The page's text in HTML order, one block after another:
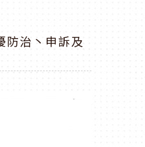
防治丶申訴及